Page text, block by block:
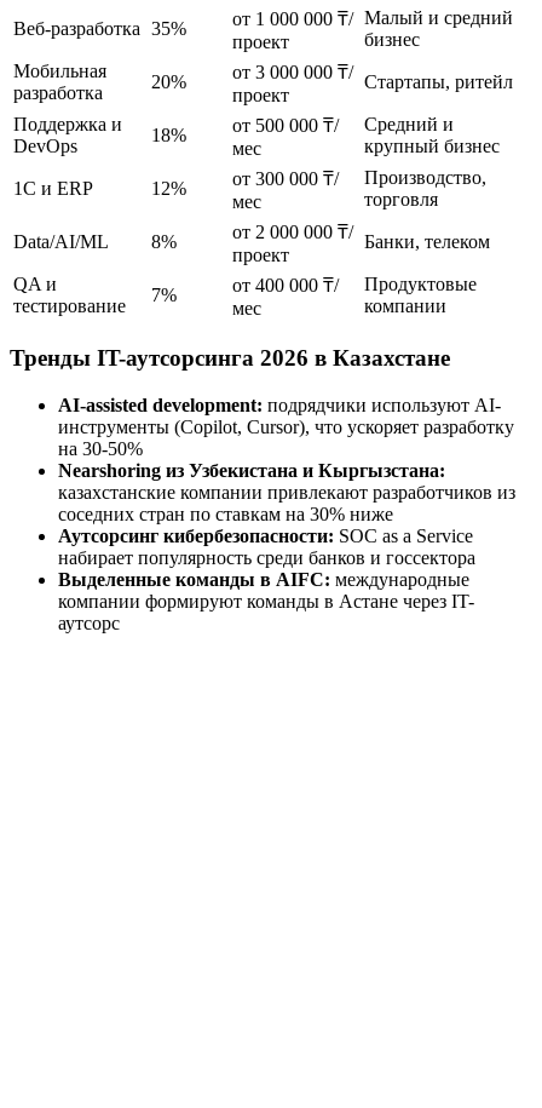
Веб-разработка 35%
от 1 000 000 ₸/
проект
Малый и средний
бизнес
Мобильная
разработка
20%
от 3 000 000 ₸/
проект
Стартапы, ритейл
Поддержка и
DevOps
18%
от 500 000 ₸/
мес
Средний и
крупный бизнес
1С и ERP 12%
от 300 000 ₸/
мес
Производство,
торговля
Data/AI/ML 8%
от 2 000 000 ₸/
проект
Банки, телеком
QA и
тестирование
7%
от 400 000 ₸/
мес
Продуктовые
компании
Тренды IT-аутсорсинга 2026 в Казахстане
AI-assisted development: подрядчики используют AI-
инструменты (Copilot, Cursor), что ускоряет разработку
на 30-50%
Nearshoring из Узбекистана и Кыргызстана:
казахстанские компании привлекают разработчиков из
соседних стран по ставкам на 30% ниже
Аутсорсинг кибербезопасности: SOC as a Service
набирает популярность среди банков и госсектора
Выделенные команды в AIFC: международные
компании формируют команды в Астане через IT-
аутсорс